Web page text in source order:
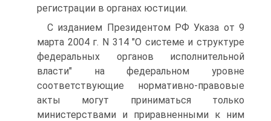
регистрации в органах юстиции.
С изданием Президентом РФ Указа от 9
марта 2004 г. N 314 "О системе и структуре
федеральных органов исполнительной
власти" на федеральном уровне
соответствующие нормативно-правовые
акты могут приниматься только
министерствами и приравненными к ним